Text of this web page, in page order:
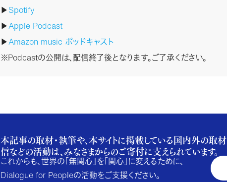
▶Spotify
▶Apple Podcast
▶Amazon music ポッドキャスト
※Podcastの公開は、配信終了後となります。ご了承ください。
本記事の取材・執筆や、本サイトに掲載している国内外の取
信などの活動は、みなさまからのご寄付に支えられています。
これからも、世界の「無関心」を「関心」に変えるために、
Dialogue for Peopleの活動をご支援ください。